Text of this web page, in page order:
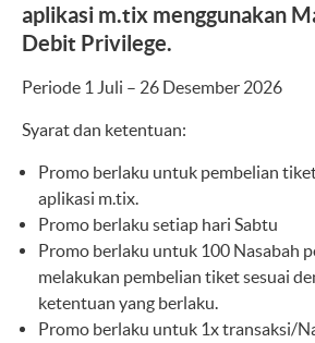
aplikasi m.tix menggunakan
Debit Privilege.
Periode 1 Juli – 26 Desember 2026
Syarat dan ketentuan:
Promo berlaku untuk pembelian
aplikasi m.tix.
Promo berlaku setiap hari Sabtu
Promo berlaku untuk 100 Nasabah
melakukan pembelian tiket sesuai
ketentuan yang berlaku.
Promo berlaku untuk 1x transaksi/